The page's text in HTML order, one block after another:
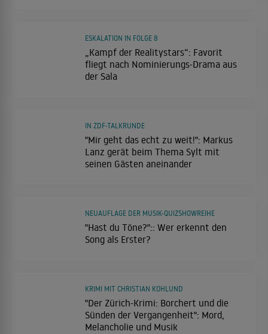
„Kampf der Realitystars“: Favorit
fliegt nach Nominierungs-Drama aus
der Sala
ESKALATION IN FOLGE 8
"Mir geht das echt zu weit!": Markus
Lanz gerät beim Thema Sylt mit
seinen Gästen aneinander
IN ZDF-TALKRUNDE
"Hast du Töne?":: Wer erkennt den
Song als Erster?
NEUAUFLAGE DER MUSIK-QUIZSHOWREIHE
"Der Zürich-Krimi: Borchert und die
Sünden der Vergangenheit": Mord,
Melancholie und Musik
KRIMI MIT CHRISTIAN KOHLUND